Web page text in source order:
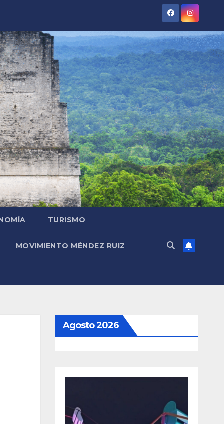
TURISMO
MOVIMIENTO MÉNDEZ RUIZ
Agosto 2026